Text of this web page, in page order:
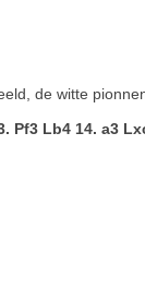
de witte
Pf3 Lb4 14. a3